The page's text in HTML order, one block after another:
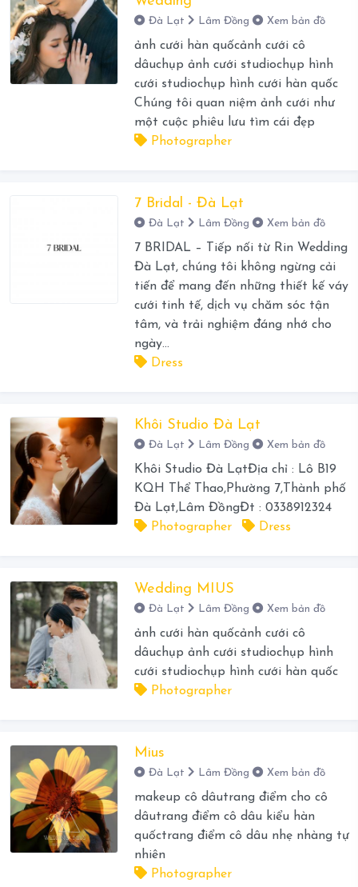
Đà Lạt Lâm Đồng Xem bản đồ
ảnh cưới hàn quốcảnh cưới cô
dâuchụp ảnh cưới studiochụp hình
cưới studiochụp hình cưới hàn quốc
Chúng tôi quan niệm ảnh cưới như
một cuộc phiêu lưu tìm cái đẹp
Photographer
7 Bridal - Đà Lạt
Đà Lạt Lâm Đồng Xem bản đồ
7 BRIDAL – Tiếp nối từ Rin Wedding
Đà Lạt, chúng tôi không ngừng cải
tiến để mang đến những thiết kế váy
cưới tinh tế, dịch vụ chăm sóc tận
tâm, và trải nghiệm đáng nhớ cho
ngày...
Dress
Khôi Studio Đà Lạt
Đà Lạt Lâm Đồng Xem bản đồ
Khôi Studio Đà LạtĐịa chỉ : Lô B19
KQH Thể Thao,Phường 7,Thành phố
Đà Lạt,Lâm ĐồngĐt : 0338912324
Photographer
Dress
Wedding MIUS
Đà Lạt Lâm Đồng Xem bản đồ
ảnh cưới hàn quốcảnh cưới cô
dâuchụp ảnh cưới studiochụp hình
cưới studiochụp hình cưới hàn quốc
Photographer
Mius
Đà Lạt Lâm Đồng Xem bản đồ
makeup cô dâutrang điểm cho cô
dâutrang điểm cô dâu kiểu hàn
quốctrang điểm cô dâu nhẹ nhàng tự
nhiên
Photographer